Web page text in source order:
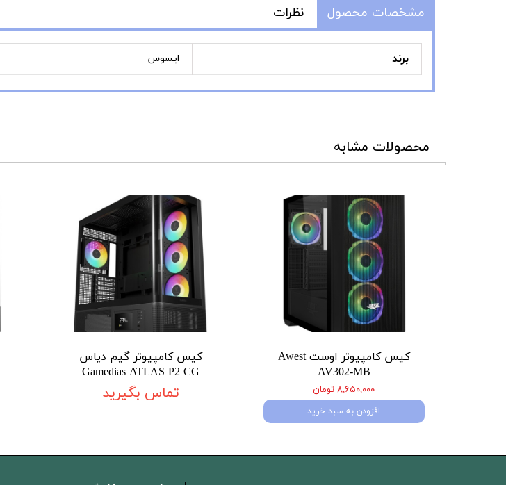
مشخصات محصول نظرات
برند ایسوس
محصولات مشابه
کیس کامپیوتر اوست Awest
AV302-MB
۸,۶۵۰,۰۰۰ تومان
افزودن به سبد خرید
کیس کامپیوتر گیم دیاس
Gamedias ATLAS P2 CG
تماس بگیرید